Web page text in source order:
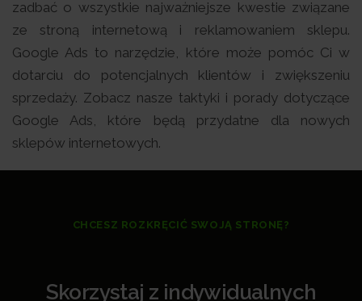
zadbać o wszystkie najważniejsze kwestie związane
ze stroną internetową i reklamowaniem sklepu.
Google Ads to narzędzie, które może pomóc Ci w
dotarciu do potencjalnych klientów i zwiększeniu
sprzedaży. Zobacz nasze taktyki i porady dotyczące
Google Ads, które będą przydatne dla nowych
sklepów internetowych.
CHCESZ ROZKRĘCIĆ SWOJĄ STRONĘ?
Skorzystaj z indywidualnych